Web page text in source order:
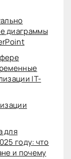
диаграммы
IT-
для
году: что
и почему